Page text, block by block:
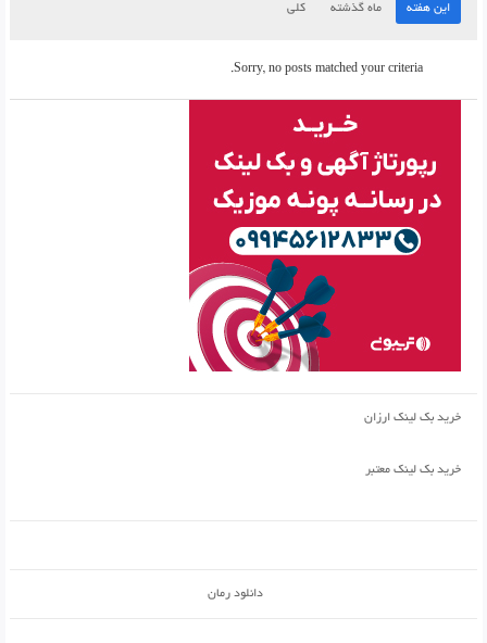
این هفته ماه گذشته کلی
Sorry, no posts matched your criteria.
خرید بک لینک ارزان
خرید بک لینک معتبر
دانلود رمان